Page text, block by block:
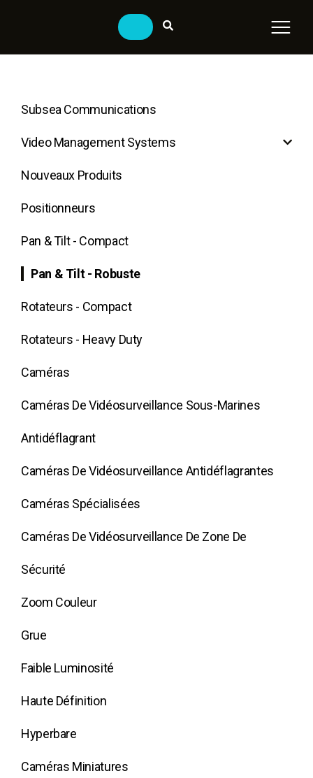
Subsea Communications
Video Management Systems
Nouveaux Produits
Positionneurs
Pan & Tilt - Compact
Pan & Tilt - Robuste
Rotateurs - Compact
Rotateurs - Heavy Duty
Caméras
Caméras De Vidéosurveillance Sous-Marines
Antidéflagrant
Caméras De Vidéosurveillance Antidéflagrantes
Caméras Spécialisées
Caméras De Vidéosurveillance De Zone De
Sécurité
Zoom Couleur
Grue
Faible Luminosité
Haute Définition
Hyperbare
Caméras Miniatures